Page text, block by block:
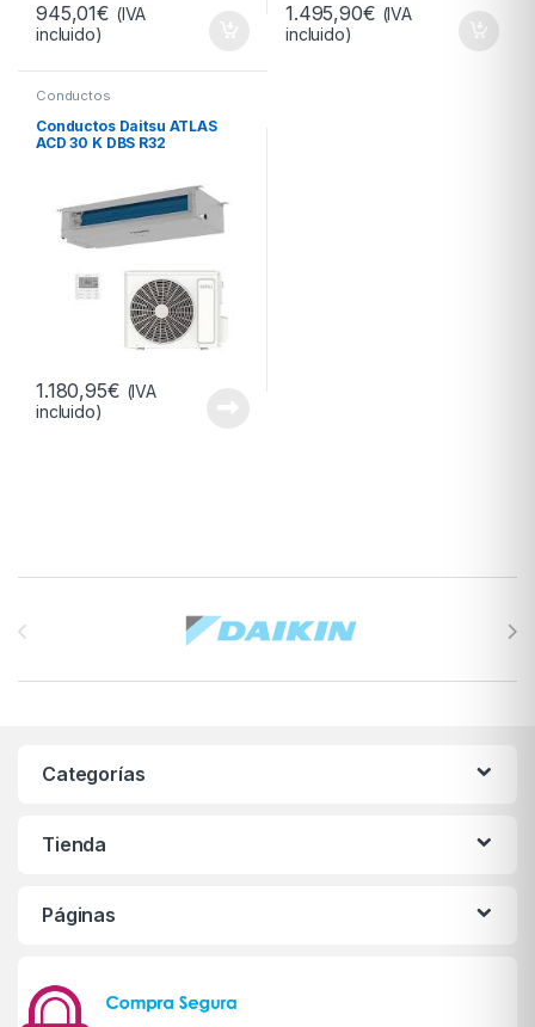
945,01€ (IVA
incluido)
1.495,90€ (IVA
incluido)
Conductos
Conductos Daitsu ATLAS
ACD 30 K DBS R32
1.180,95€ (IVA
incluido)
Categorías
Tienda
Páginas